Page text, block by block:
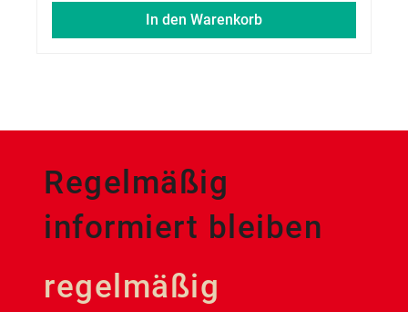
In den Warenkorb
Regelmäßig
informiert bleiben
regelmäßig